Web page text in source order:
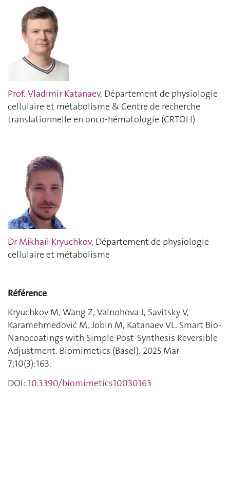
Prof. Vladimir Katanaev, Département de physiologie
cellulaire et métabolisme & Centre de recherche
translationnelle en onco-hématologie (CRTOH)
Dr Mikhail Kryuchkov, Département de physiologie
cellulaire et métabolisme
Référence
Kryuchkov M, Wang Z, Valnohova J, Savitsky V,
Karamehmedović M, Jobin M, Katanaev VL. Smart Bio-
Nanocoatings with Simple Post-Synthesis Reversible
Adjustment. Biomimetics (Basel). 2025 Mar
7;10(3):163.
DOI: 10.3390/biomimetics10030163